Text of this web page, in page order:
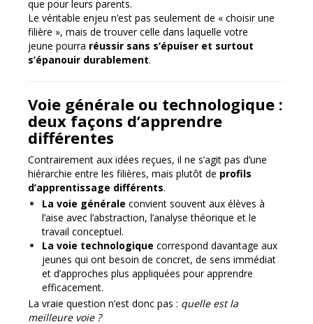
que pour leurs parents.
Le véritable enjeu n’est pas seulement de « choisir une
filière », mais de trouver celle dans laquelle votre
jeune pourra réussir sans s’épuiser et surtout
s’épanouir durablement.
Voie générale ou technologique :
deux façons d’apprendre
différentes
Contrairement aux idées reçues, il ne s’agit pas d’une
hiérarchie entre les filières, mais plutôt de profils
d’apprentissage différents.
La voie générale convient souvent aux élèves à
l’aise avec l’abstraction, l’analyse théorique et le
travail conceptuel.
La voie technologique correspond davantage aux
jeunes qui ont besoin de concret, de sens immédiat
et d’approches plus appliquées pour apprendre
efficacement.
La vraie question n’est donc pas : quelle est la
meilleure voie ?